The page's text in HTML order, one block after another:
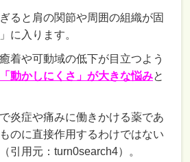
ると肩の関節や周囲の組織が固
」に入ります。
着や可動域の低下が目立つよう
動かしにくさ」が大きな悩みと
炎症や痛みに働きかける薬であ
のに直接作用するわけではない
引用元：turn0search4）。